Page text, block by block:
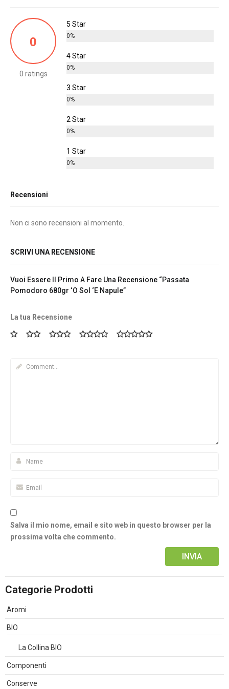
0
0 ratings
5 Star
0%
4 Star
0%
3 Star
0%
2 Star
0%
1 Star
0%
Recensioni
Non ci sono recensioni al momento.
SCRIVI UNA RECENSIONE
Vuoi Essere Il Primo A Fare Una Recensione “Passata
Pomodoro 680gr ‘O Sol ‘e Napule”
La tua Recensione
Salva il mio nome, email e sito web in questo browser per la
prossima volta che commento.
Categorie Prodotti
Aromi
BIO
La Collina BIO
Componenti
Conserve